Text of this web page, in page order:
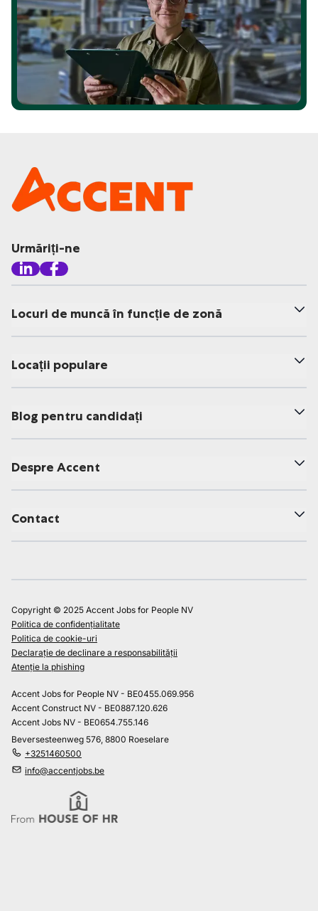
Urmăriți-ne
Locuri de muncă în funcție de zonă
Locații populare
Blog pentru candidați
Despre Accent
Contact
Copyright © 2025 Accent Jobs for People NV
Politica de confidențialitate
Politica de cookie-uri
Declarație de declinare a responsabilității
Atenție la phishing
Accent Jobs for People NV - BE0455.069.956
Accent Construct NV - BE0887.120.626
Accent Jobs NV - BE0654.755.146
Beversesteenweg 576, 8800 Roeselare
+3251460500
info@accentjobs.be